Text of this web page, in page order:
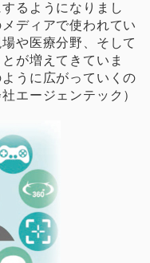
るようになりまし
ディアで使われてい
や医療分野、そして
が増えてきていま
うに広がっていくの
エージェンテック）